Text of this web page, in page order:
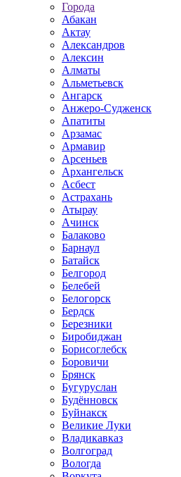
Города
Абакан
Актау
Александров
Алексин
Алматы
Альметьевск
Ангарск
Анжеро-Судженск
Апатиты
Арзамас
Армавир
Арсеньев
Архангельск
Асбест
Астрахань
Атырау
Ачинск
Балаково
Барнаул
Батайск
Белгород
Белебей
Белогорск
Бердск
Березники
Биробиджан
Борисоглебск
Боровичи
Брянск
Бугуруслан
Будённовск
Буйнакск
Великие Луки
Владикавказ
Волгоград
Вологда